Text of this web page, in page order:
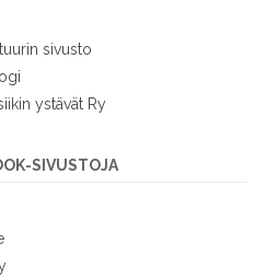
sivusto
ystävät Ry
SIVUSTOJA